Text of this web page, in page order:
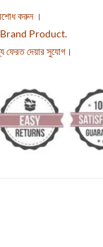
করুন ।
Product.
ফেরত দেয়ার সুযোগ।